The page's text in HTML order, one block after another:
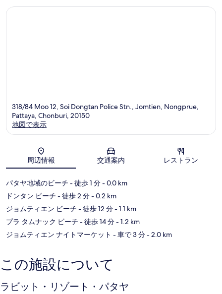
ー
ミ
318/84 Moo 12, Soi Dongtan Police Stn., Jomtien, Nongprue,
Pattaya, Chonburi, 20150
地図で表示
周辺情報 交通案内 レストラン
パタヤ地域のビーチ - 徒歩 1 分- 0.0 km
ドンタン ビーチ - 徒歩 2 分- 0.2 km
ジョムティエン ビーチ - 徒歩 12 分- 1.1 km
プラ タムナック ビーチ - 徒歩 14 分- 1.2 km
ジョムティエン ナイトマーケット - 車で 3 分- 2.0 km
この施設について
ラビット・リゾート・パタヤ